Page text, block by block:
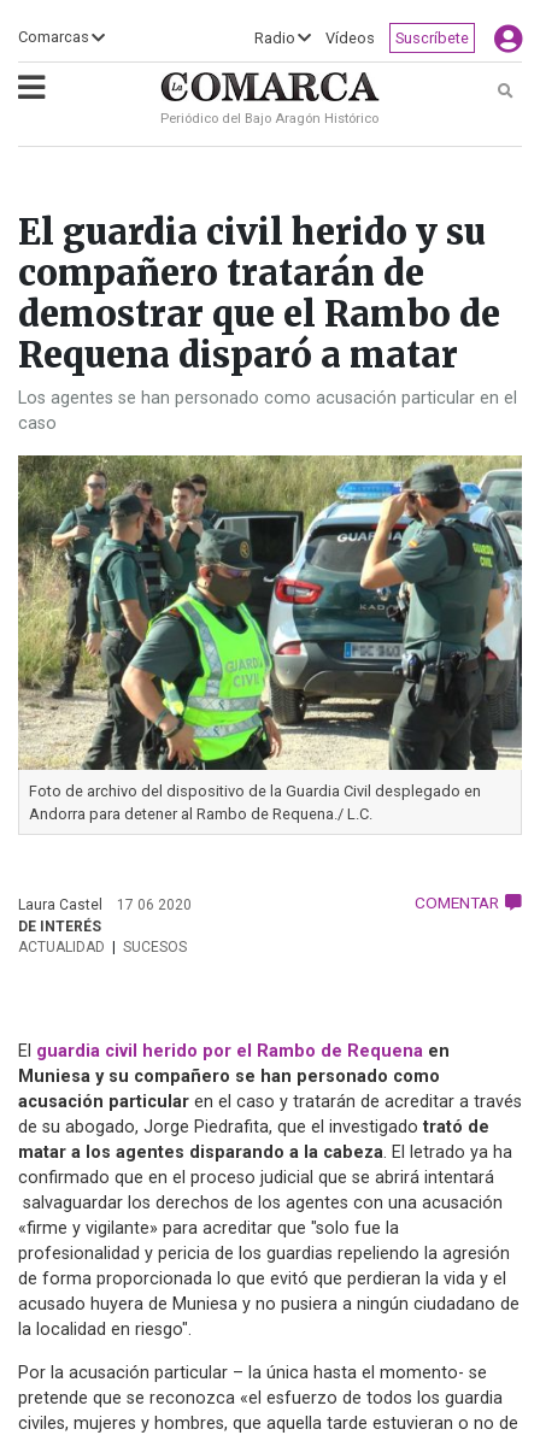
Comarcas Radio Vídeos Suscríbete
Periódico del Bajo Aragón Histórico
El guardia civil herido y su
compañero tratarán de
demostrar que el Rambo de
Requena disparó a matar
Los agentes se han personado como acusación particular en el
caso
Foto de archivo del dispositivo de la Guardia Civil desplegado en
Andorra para detener al Rambo de Requena./ L.C.
Laura Castel 17 06 2020 COMENTAR
DE INTERÉS
ACTUALIDAD
SUCESOS
El guardia civil herido por el Rambo de Requena en
Muniesa y su compañero se han personado como
acusación particular en el caso y tratarán de acreditar a través
de su abogado, Jorge Piedrafita, que el investigado trató de
matar a los agentes disparando a la cabeza. El letrado ya ha
confirmado que en el proceso judicial que se abrirá intentará
salvaguardar los derechos de los agentes con una acusación
«firme y vigilante» para acreditar que "solo fue la
profesionalidad y pericia de los guardias repeliendo la agresión
de forma proporcionada lo que evitó que perdieran la vida y el
acusado huyera de Muniesa y no pusiera a ningún ciudadano de
la localidad en riesgo".
Por la acusación particular – la única hasta el momento- se
pretende que se reconozca «el esfuerzo de todos los guardia
civiles, mujeres y hombres, que aquella tarde estuvieran o no de